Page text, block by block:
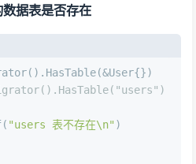
据表是否存在
"users 表不存在\n" )